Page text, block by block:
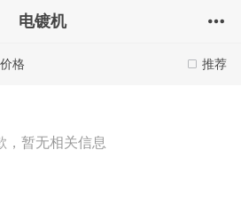
电镀机
推荐
价格
，暂无相关信息